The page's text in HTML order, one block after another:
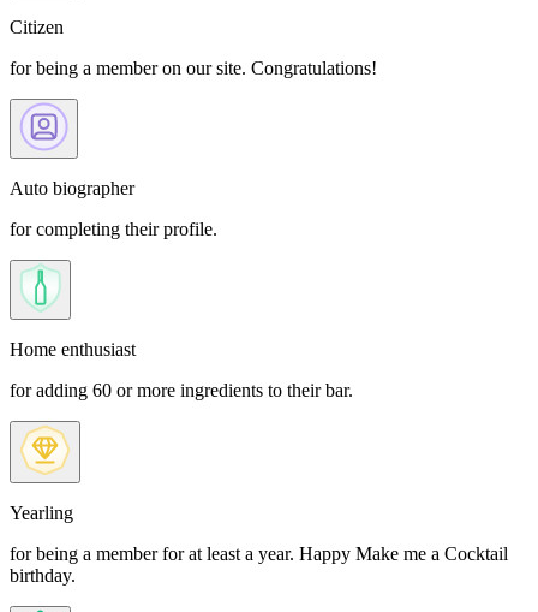
Citizen
for being a member on our site. Congratulations!
Auto biographer
for completing their profile.
Home enthusiast
for adding 60 or more ingredients to their bar.
Yearling
for being a member for at least a year. Happy Make me a Cocktail
birthday.